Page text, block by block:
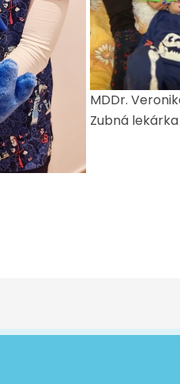
MDDr.
Zubná lekárka